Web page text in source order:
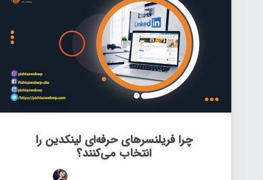
چرا فریلنسرهای حرفه‌ای لینکدین را
انتخاب می‌کنند؟